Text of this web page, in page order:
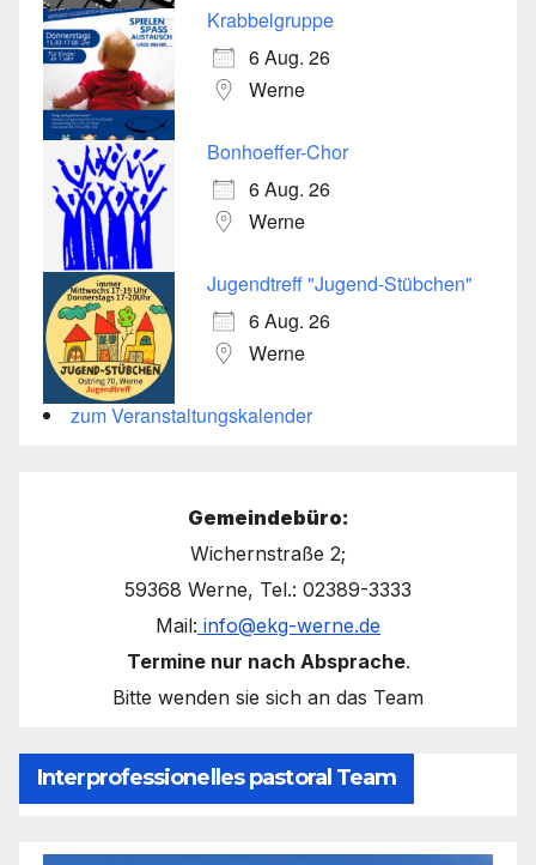
Krabbelgruppe
6 Aug. 26
Werne
Bonhoeffer-Chor
6 Aug. 26
Werne
Jugendtreff "Jugend-Stübchen"
6 Aug. 26
Werne
zum Veranstaltungskalender
Gemeindebüro:
Wichernstraße 2;
59368 Werne, Tel.: 02389-3333
Mail: info@ekg-werne.de
Termine nur nach Absprache.
Bitte wenden sie sich an das Team
Interprofessionelles pastoral Team